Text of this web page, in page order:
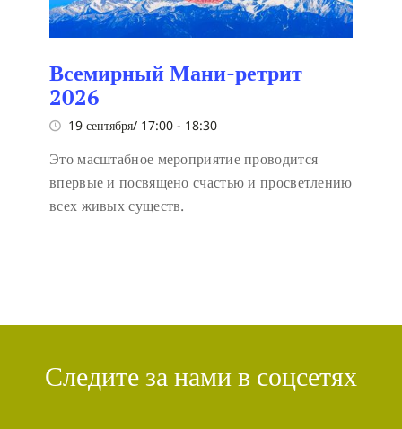
Всемирный Мани-ретрит
2026
19 сентября/ 17:00 - 18:30
Это масштабное мероприятие проводится
впервые и посвящено счастью и просветлению
всех живых существ.
Следите за нами в соцсетях